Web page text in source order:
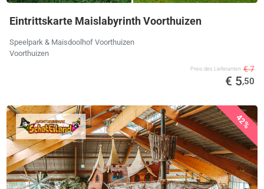
Eintrittskarte Maislabyrinth Voorthuizen
Speelpark & Maisdoolhof Voorthuizen
Voorthuizen
Preis des Lieferanten € 7
€ 5,50
42%